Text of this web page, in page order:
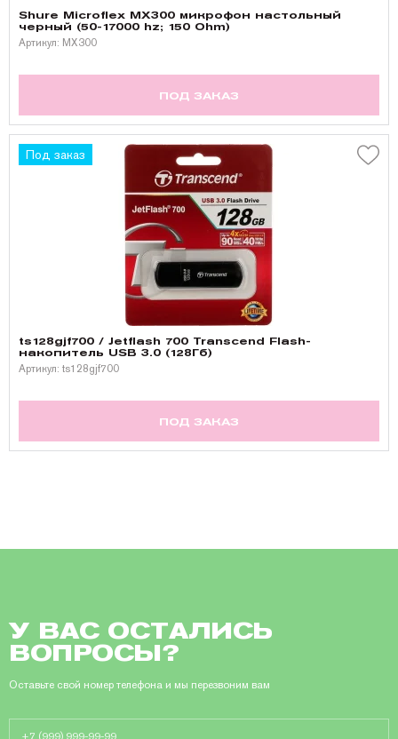
Shure Microflex MX300 микрофон настольный
черный (50-17000 hz; 150 Ohm)
Артикул: MX300
ПОД ЗАКАЗ
Под заказ
ts128gjf700 / Jetflash 700 Transcend Flash-
накопитель USB 3.0 (128Гб)
Артикул: ts128gjf700
ПОД ЗАКАЗ
У ВАС ОСТАЛИСЬ
ВОПРОСЫ?
Оставьте свой номер телефона и мы перезвоним вам